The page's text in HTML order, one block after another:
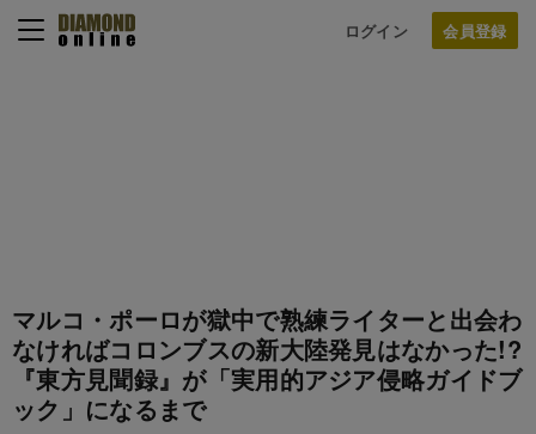
ログイン
マルコ・ポーロが獄中で熟練ライターと出会わ
なければコロンブスの新大陸発見はなかった!?
『東方見聞録』が「実用的アジア侵略ガイドブ
ック」になるまで